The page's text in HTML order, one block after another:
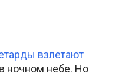
взлетают
ночном небе. Но